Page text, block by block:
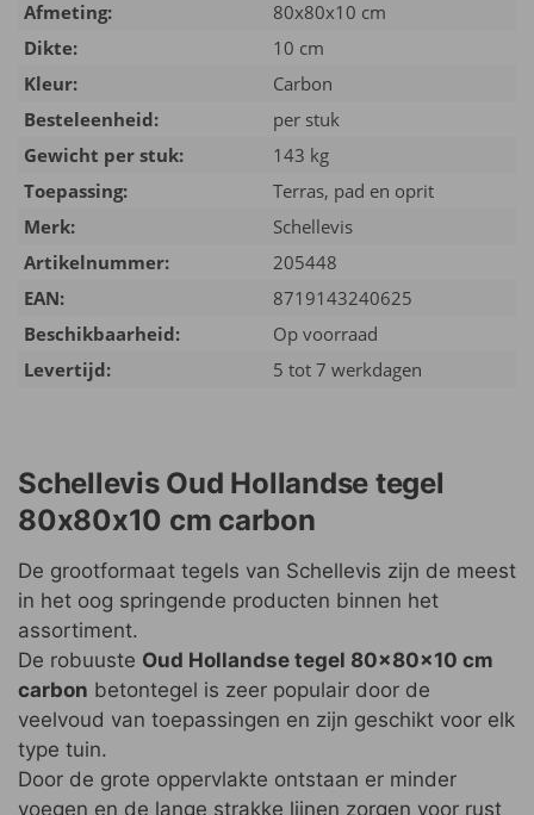
Afmeting:
80x80x10 cm
Dikte:
10 cm
Kleur:
Carbon
Besteleenheid:
per stuk
Gewicht per stuk:
143 kg
Toepassing:
Terras, pad en oprit
Merk:
Schellevis
Artikelnummer:
205448
EAN:
8719143240625
Beschikbaarheid:
Op voorraad
Levertijd:
5 tot 7 werkdagen
Schellevis Oud Hollandse tegel
80x80x10 cm carbon
De grootformaat tegels van Schellevis zijn de meest
in het oog springende producten binnen het
assortiment.
De robuuste Oud Hollandse tegel 80x80x10 cm
carbon betontegel is zeer populair door de
veelvoud van toepassingen en zijn geschikt voor elk
type tuin.
Door de grote oppervlakte ontstaan er minder
voegen en de lange strakke lijnen zorgen voor rust